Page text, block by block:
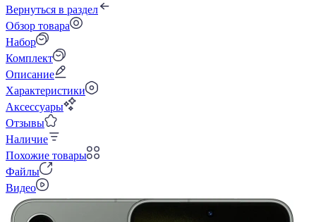
Вернуться в раздел
Обзор товара
Набор
Комплект
Описание
Характеристики
Аксессуары
Отзывы
Наличие
Похожие товары
Файлы
Видео